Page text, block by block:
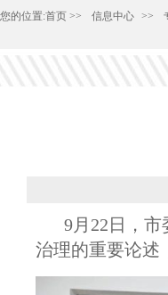
您的位置:首页 >> 信息中心 >>
9月22日，
治理的重要论述